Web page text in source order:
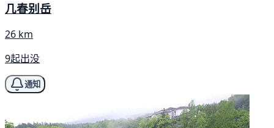
几春别岳
26 km
9起出没
通知